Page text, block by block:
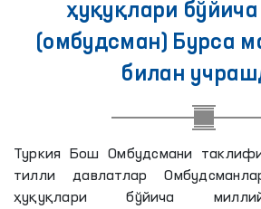
ҳуқуқлари
(омбудсман) Бурса
билан
Туркия Бош Омбудсмани
тилли давлатлар
ҳуқуқлари бўйича